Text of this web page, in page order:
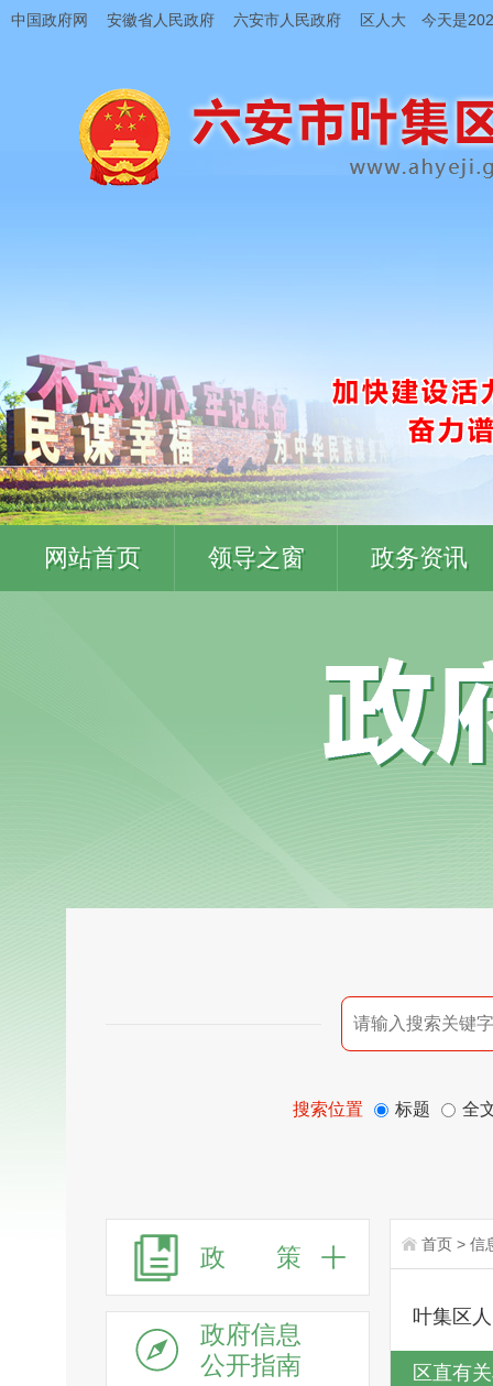
中国政府网 安徽省人民政府 六安市人民政府 区人大 今天是
网站首页 领导之窗 政务资讯
搜索位置 标题 全
政 策
政府信息
公开指南
首页 > 信
叶集区
区直有